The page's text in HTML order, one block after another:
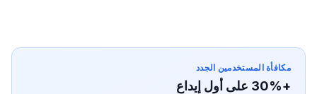
مكافأة المستخدمين الجدد
+30% على أول إيداع